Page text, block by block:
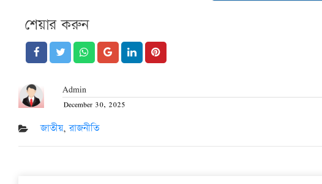
শেয়ার করুন
Admin
Posted
on
December 30, 2025
জাতীয়,রাজনীতি